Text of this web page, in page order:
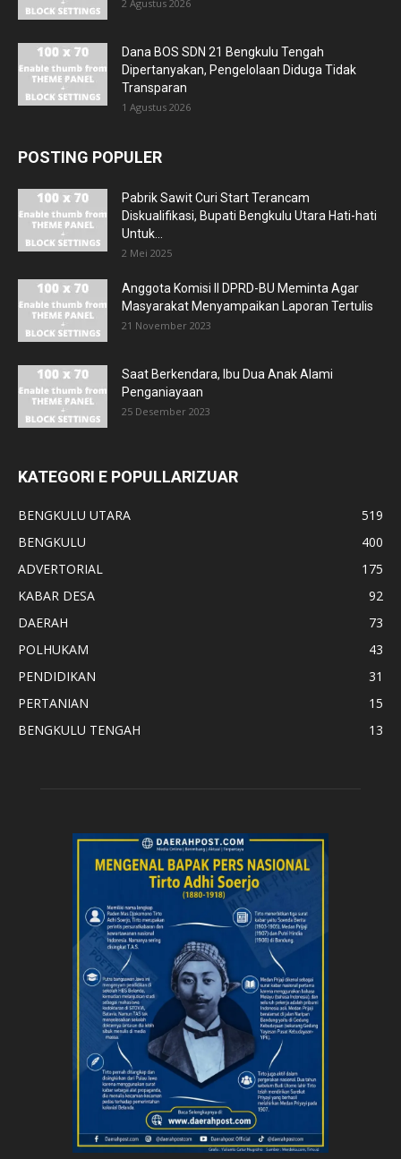
2 Agustus 2026
Dana BOS SDN 21 Bengkulu Tengah
Dipertanyakan, Pengelolaan Diduga Tidak
Transparan
1 Agustus 2026
POSTING POPULER
Pabrik Sawit Curi Start Terancam
Diskualifikasi, Bupati Bengkulu Utara Hati-hati
Untuk...
2 Mei 2025
Anggota Komisi II DPRD-BU Meminta Agar
Masyarakat Menyampaikan Laporan Tertulis
21 November 2023
Saat Berkendara, Ibu Dua Anak Alami
Penganiayaan
25 Desember 2023
KATEGORI E POPULLARIZUAR
BENGKULU UTARA
519
BENGKULU
400
ADVERTORIAL
175
KABAR DESA
92
DAERAH
73
POLHUKAM
43
PENDIDIKAN
31
PERTANIAN
15
BENGKULU TENGAH
13